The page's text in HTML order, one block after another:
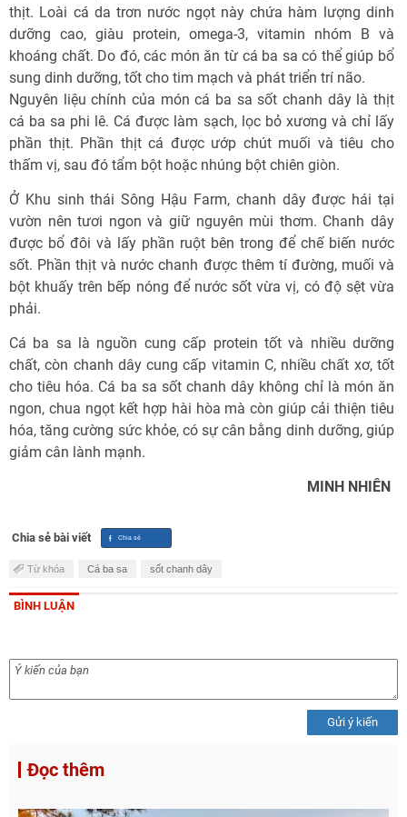
thịt. Loài cá da trơn nước ngọt này chứa hàm lượng dinh
dưỡng cao, giàu protein, omega-3, vitamin nhóm B và
khoáng chất. Do đó, các món ăn từ cá ba sa có thể giúp bổ
sung dinh dưỡng, tốt cho tim mạch và phát triển trí não.
Nguyên liệu chính của món cá ba sa sốt chanh dây là thịt
cá ba sa phi lê. Cá được làm sạch, lọc bỏ xương và chỉ lấy
phần thịt. Phần thịt cá được ướp chút muối và tiêu cho
thấm vị, sau đó tẩm bột hoặc nhúng bột chiên giòn.
Ở Khu sinh thái Sông Hậu Farm, chanh dây được hái tại
vườn nên tươi ngon và giữ nguyên mùi thơm. Chanh dây
được bổ đôi và lấy phần ruột bên trong để chế biến nước
sốt. Phần thịt và nước chanh được thêm tí đường, muối và
bột khuấy trên bếp nóng để nước sốt vừa vị, có độ sệt vừa
phải.
Cá ba sa là nguồn cung cấp protein tốt và nhiều dưỡng
chất, còn chanh dây cung cấp vitamin C, nhiều chất xơ, tốt
cho tiêu hóa. Cá ba sa sốt chanh dây không chỉ là món ăn
ngon, chua ngọt kết hợp hài hòa mà còn giúp cải thiện tiêu
hóa, tăng cường sức khỏe, có sự cân bằng dinh dưỡng, giúp
giảm cân lành mạnh.
MINH NHIÊN
Chia sẻ bài viết
Từ khóa Cá ba sa sốt chanh dây
BÌNH LUẬN
Gửi ý kiến
Đọc thêm